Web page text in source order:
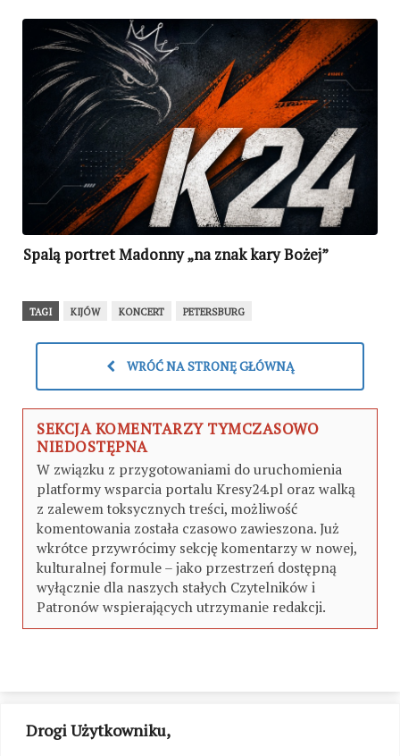
Drogi Użytkowniku,
Spalą portret Madonny „na znak kary Bożej”
TAGI KIJÓW KONCERT PETERSBURG
WRÓĆ NA STRONĘ GŁÓWNĄ
SEKCJA KOMENTARZY TYMCZASOWO
NIEDOSTĘPNA
W związku z przygotowaniami do uruchomienia
platformy wsparcia portalu Kresy24.pl oraz walką
z zalewem toksycznych treści, możliwość
komentowania została czasowo zawieszona. Już
wkrótce przywrócimy sekcję komentarzy w nowej,
kulturalnej formule – jako przestrzeń dostępną
wyłącznie dla naszych stałych Czytelników i
Patronów wspierających utrzymanie redakcji.